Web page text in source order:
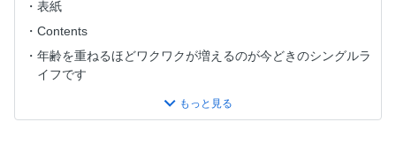
表紙
Contents
年齢を重ねるほどワクワクが増えるのが今どきのシングルラ
イフです
好きなものだけで満たされた おひとりさま空間が作れるお
年頃だから。